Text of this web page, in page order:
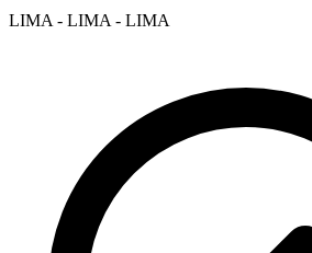
LIMA - LIMA - LIMA